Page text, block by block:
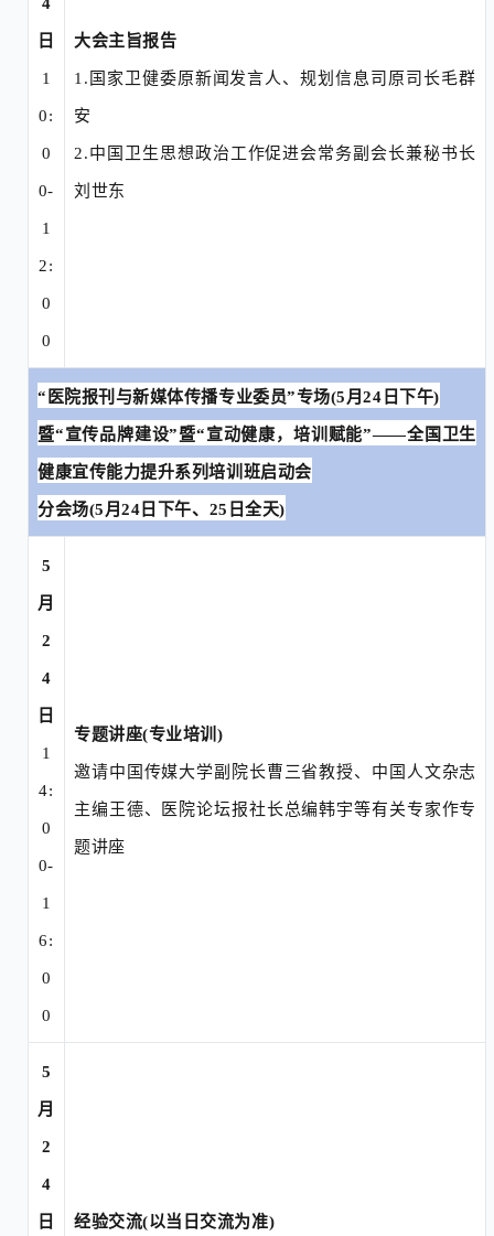
日
1
0:
0
0-
1
2:
0
0
大会主旨报告
1.国家卫健委原新闻发言人、规划信息司原 司长毛群
安
2.中国卫生思想政治工作促进会常务副会长兼秘书长
刘世东
“医院报刊与新媒体传播专业委员”专场(5月24日下午)
暨“宣传品牌建设”暨“宣动健康，培训赋能”——全国卫生
健康宜传能力提升系列培训班启动会
分会场(5月24日下午、25日全天)
5
月
2
4
日
1
4:
0
0-
1
6:
0
0
专题讲座(专业培训)
邀请中国传媒大学副院长曹三省教授、中国人文杂志
主编王德、医院论坛报社长总编韩宇等有关专家作专
题讲座
5
月
2
4
日 经验交流(以当日交流为准)